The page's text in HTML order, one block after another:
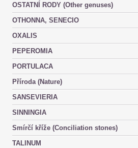
OSTATNÍ RODY (Other genuses)
OTHONNA, SENECIO
OXALIS
PEPEROMIA
PORTULACA
Příroda (Nature)
SANSEVIERIA
SINNINGIA
Smírčí kříže (Conciliation stones)
TALINUM